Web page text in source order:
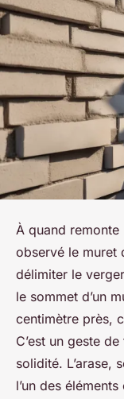
À quand
observé le muret
délimiter le
le sommet d’un
centimètre près,
C’est un geste
solidité. L’arase,
l’un des